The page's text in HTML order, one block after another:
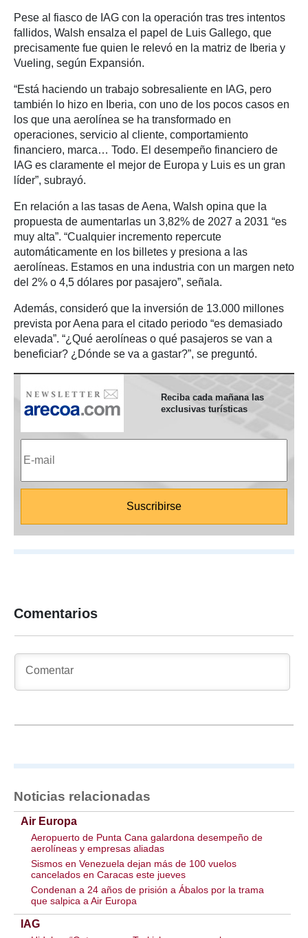
Pese al fiasco de IAG con la operación tras tres intentos
fallidos, Walsh ensalza el papel de Luis Gallego, que
precisamente fue quien le relevó en la matriz de Iberia y
Vueling, según Expansión.
“Está haciendo un trabajo sobresaliente en IAG, pero
también lo hizo en Iberia, con uno de los pocos casos en
los que una aerolínea se ha transformado en
operaciones, servicio al cliente, comportamiento
financiero, marca… Todo. El desempeño financiero de
IAG es claramente el mejor de Europa y Luis es un gran
líder”, subrayó.
En relación a las tasas de Aena, Walsh opina que la
propuesta de aumentarlas un 3,82% de 2027 a 2031 “es
muy alta”. “Cualquier incremento repercute
automáticamente en los billetes y presiona a las
aerolíneas. Estamos en una industria con un margen neto
del 2% o 4,5 dólares por pasajero”, señala.
Además, consideró que la inversión de 13.000 millones
prevista por Aena para el citado periodo “es demasiado
elevada”. “¿Qué aerolíneas o qué pasajeros se van a
beneficiar? ¿Dónde se va a gastar?”, se preguntó.
Reciba cada mañana las
exclusivas turísticas
Comentarios
Noticias relacionadas
Air Europa
Aeropuerto de Punta Cana galardona desempeño de
aerolíneas y empresas aliadas
Sismos en Venezuela dejan más de 100 vuelos
cancelados en Caracas este jueves
Condenan a 24 años de prisión a Ábalos por la trama
que salpica a Air Europa
IAG